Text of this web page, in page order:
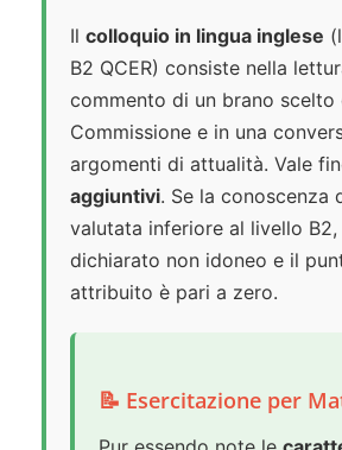
Il colloquio in lingua inglese
B2 QCER) consiste nella
commento di un brano scelto
Commissione e in una
argomenti di attualità. Vale
aggiuntivi. Se la conoscenza
valutata inferiore al livello
dichiarato non idoneo e il
attribuito è pari a zero.
📝 Esercitazione per